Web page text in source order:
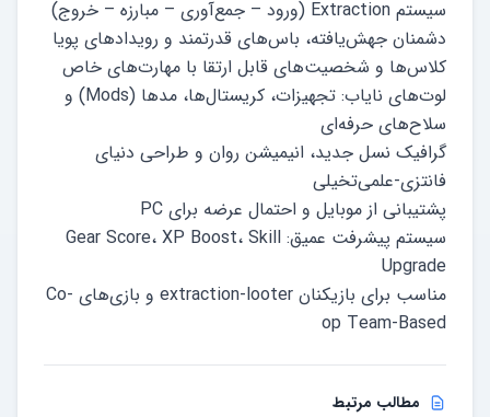
لوت‌های نایاب: تجهیزات، کریستال‌ها، مدها (Mods) و
گرافیک نسل جدید، انیمیشن روان و طراحی دنیای
سیستم پیشرفت عمیق: Gear Score، XP Boost، Skill
مناسب برای بازیکنان extraction-looter و بازی‌های Co-
op Team-Based
مطالب مرتبط